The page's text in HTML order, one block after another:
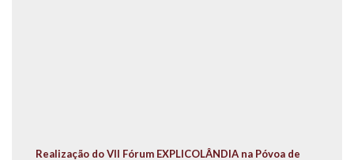
Realização do VII Fórum EXPLICOLÂNDIA na Póvoa de